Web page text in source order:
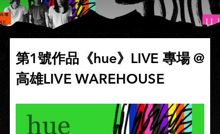
第1號作品《hue》LIVE 專場 @
高雄LIVE WAREHOUSE